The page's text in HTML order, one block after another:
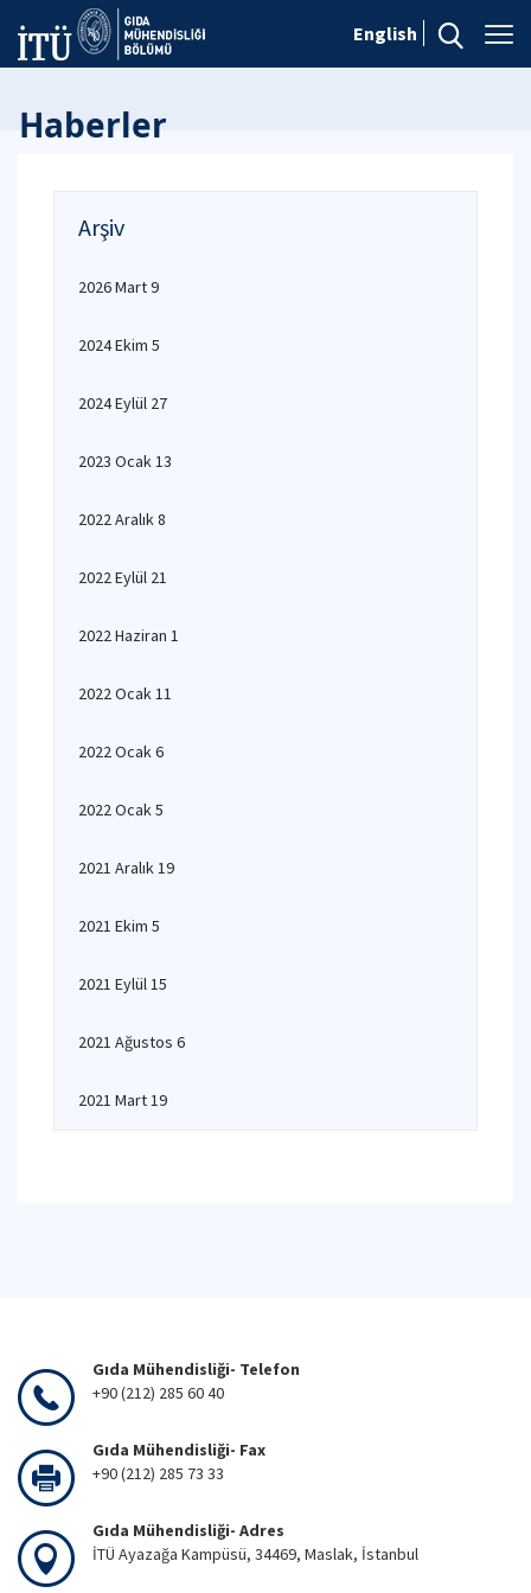
English
Haberler
Arşiv
2026 Mart 9
2024 Ekim 5
2024 Eylül 27
2023 Ocak 13
2022 Aralık 8
2022 Eylül 21
2022 Haziran 1
2022 Ocak 11
2022 Ocak 6
2022 Ocak 5
2021 Aralık 19
2021 Ekim 5
2021 Eylül 15
2021 Ağustos 6
2021 Mart 19
Gıda Mühendisliği- Telefon
+90 (212) 285 60 40
Gıda Mühendisliği- Fax
+90 (212) 285 73 33
Gıda Mühendisliği- Adres
İTÜ Ayazağa Kampüsü, 34469, Maslak, İstanbul